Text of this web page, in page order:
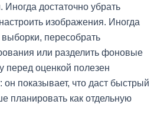
Иногда достаточно убрать
изображения. Иногда
пересобрать
или разделить фоновые
перед оценкой полезен
он показывает, что даст быстрый
планировать как отдельную